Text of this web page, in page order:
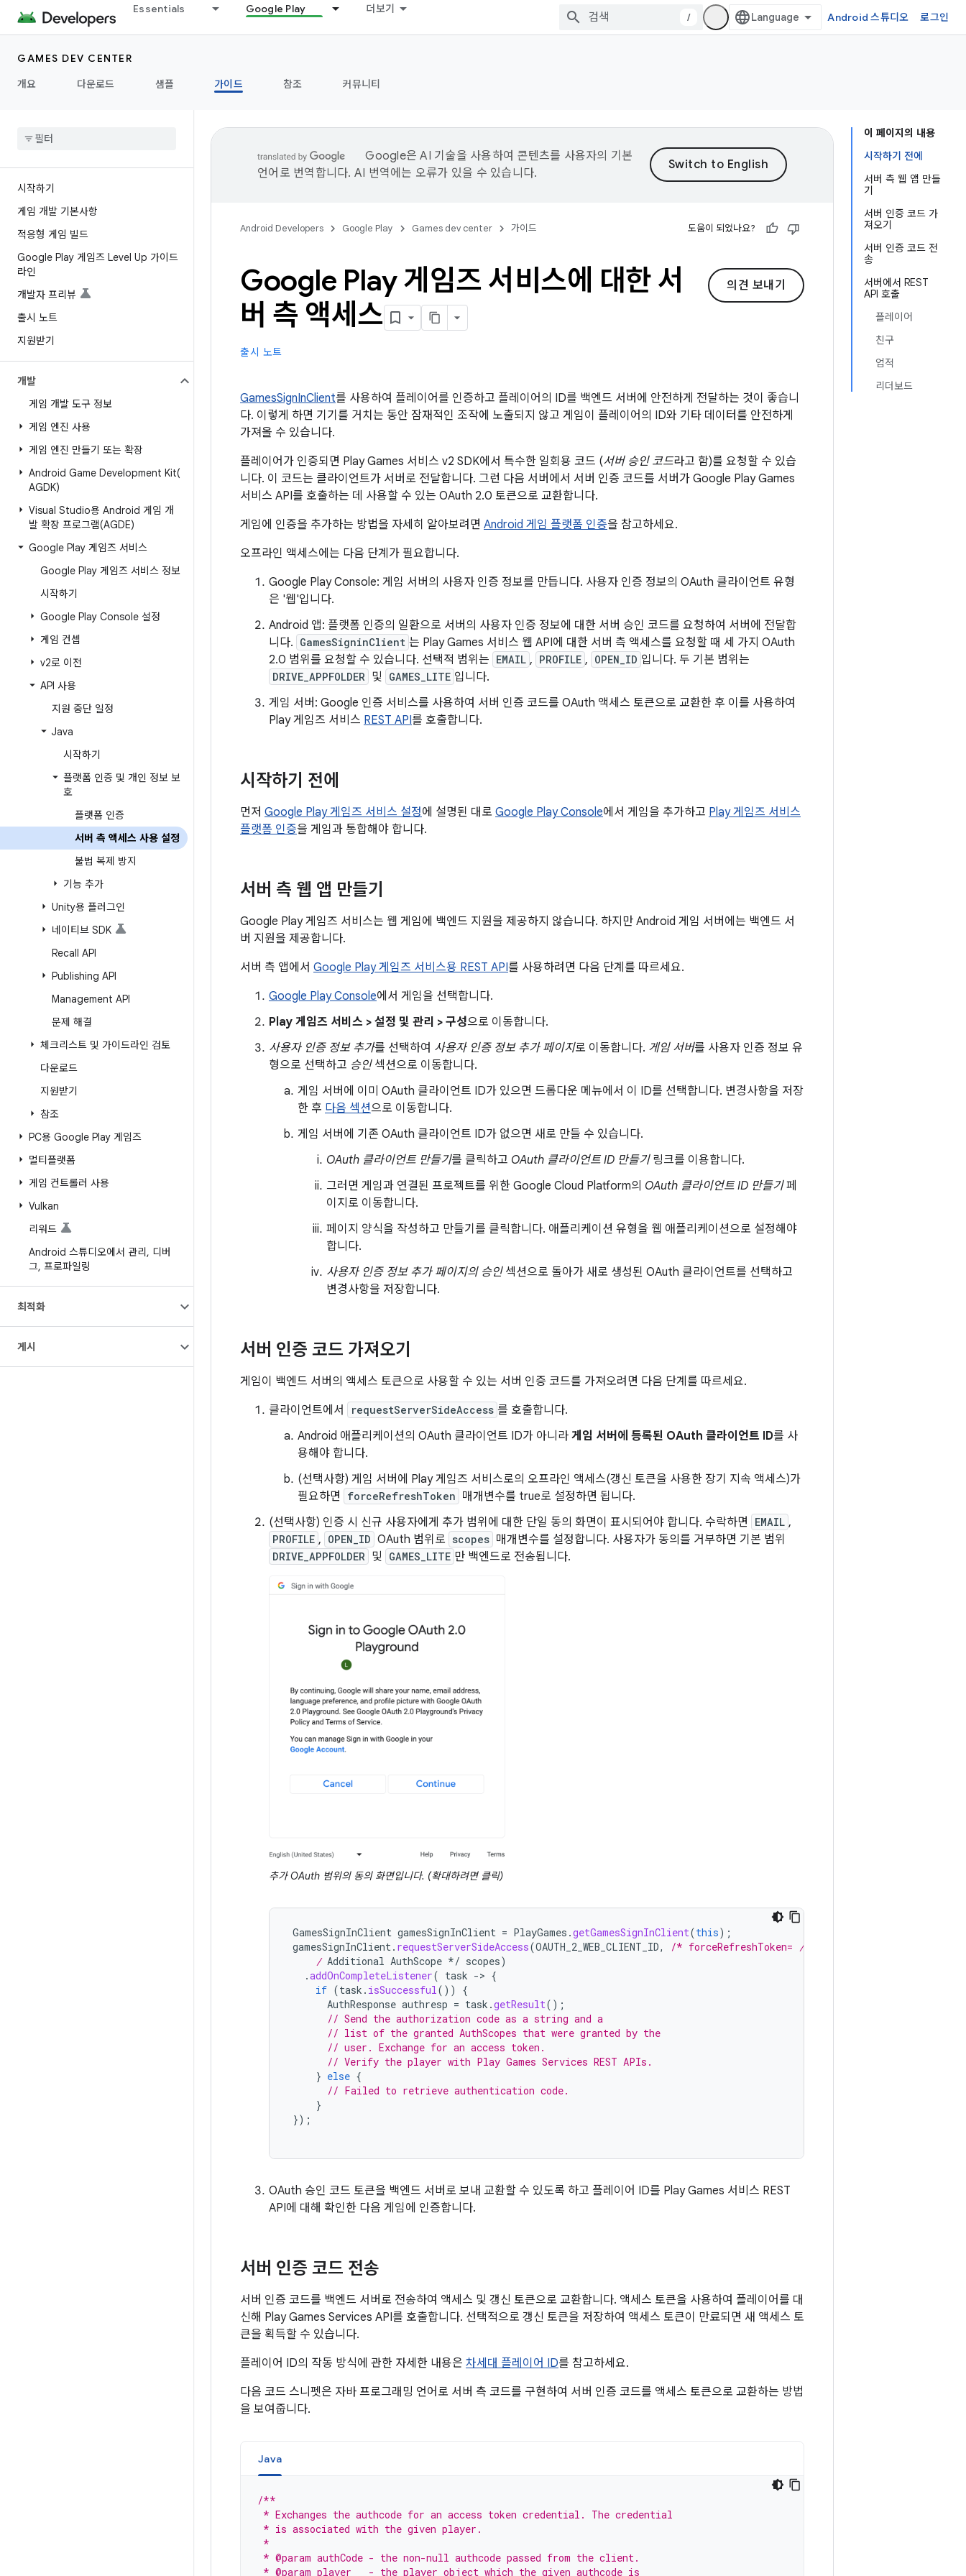
Essentials Google Play 더보기
/ Android 스튜디오 로그인
GAMES DEV CENTER
개요
다운로드 샘플 가이드 참조 커뮤니티
시작하기
게임 개발 기본사항
적응형 게임 빌드
Google Play 게임즈 Level Up 가이드
라인
개발자 프리뷰
출시 노트
지원받기
개발
게임 개발 도구 정보
게임 엔진 사용
게임 엔진 만들기 또는 확장
Android Game Development Kit(
AGDK)
Visual Studio용 Android 게임 개
발 확장 프로그램(AGDE)
Google Play 게임즈 서비스
Google Play 게임즈 서비스 정보
시작하기
Google Play Console 설정
게임 컨셉
v2로 이전
API 사용
지원 중단 일정
Java
시작하기
플랫폼 인증 및 개인 정보 보
호
플랫폼 인증
서버 측 액세스 사용 설정
불법 복제 방지
기능 추가
Unity용 플러그인
네이티브 SDK
Recall API
Publishing API
Management API
문제 해결
체크리스트 및 가이드라인 검토
다운로드
지원받기
참조
PC용 Google Play 게임즈
멀티플랫폼
게임 컨트롤러 사용
Vulkan
리워드
Android 스튜디오에서 관리, 디버
그, 프로파일링
최적화
게시
이 페이지의 내용
시작하기 전에
서버 측 웹 앱 만들
기
서버 인증 코드 가
져오기
서버 인증 코드 전
송
서버에서 REST
API 호출
플레이어
친구
업적
리더보드
Google은 AI 기술을 사용하여 콘텐츠를 사용자의 기본
언어로 번역합니다. AI 번역에는 오류가 있을 수 있습니다.
Android Developers Google Play Games dev center 가이드 도움이 되었나요?
의견 보내기
Google Play 게임즈 서비스에 대한 서
버 측 액세스
출시 노트
GamesSignInClient를 사용하여 플레이어를 인증하고 플레이어의 ID를 백엔드 서버에 안전하게 전달하는 것이 좋습니
다. 이렇게 하면 기기를 거치는 동안 잠재적인 조작에 노출되지 않고 게임이 플레이어의 ID와 기타 데이터를 안전하게
가져올 수 있습니다.
플레이어가 인증되면 Play Games 서비스 v2 SDK에서 특수한 일회용 코드 (서버 승인 코드라고 함)를 요청할 수 있습
니다. 이 코드는 클라이언트가 서버로 전달합니다. 그런 다음 서버에서 서버 인증 코드를 서버가 Google Play Games
서비스 API를 호출하는 데 사용할 수 있는 OAuth 2.0 토큰으로 교환합니다.
게임에 인증을 추가하는 방법을 자세히 알아보려면 Android 게임 플랫폼 인증을 참고하세요.
오프라인 액세스에는 다음 단계가 필요합니다.
Google Play Console: 게임 서버의 사용자 인증 정보를 만듭니다. 사용자 인증 정보의 OAuth 클라이언트 유형
은 '웹'입니다.
Android 앱: 플랫폼 인증의 일환으로 서버의 사용자 인증 정보에 대한 서버 승인 코드를 요청하여 서버에 전달합
니다. GamesSigninClient 는 Play Games 서비스 웹 API에 대한 서버 측 액세스를 요청할 때 세 가지 OAuth
2.0 범위를 요청할 수 있습니다. 선택적 범위는 EMAIL , PROFILE , OPEN_ID 입니다. 두 기본 범위는
DRIVE_APPFOLDER 및 GAMES_LITE 입니다.
게임 서버: Google 인증 서비스를 사용하여 서버 인증 코드를 OAuth 액세스 토큰으로 교환한 후 이를 사용하여
Play 게임즈 서비스 REST API를 호출합니다.
시작하기 전에
먼저 Google Play 게임즈 서비스 설정에 설명된 대로 Google Play Console에서 게임을 추가하고 Play 게임즈 서비스
플랫폼 인증을 게임과 통합해야 합니다.
서버 측 웹 앱 만들기
Google Play 게임즈 서비스는 웹 게임에 백엔드 지원을 제공하지 않습니다. 하지만 Android 게임 서버에는 백엔드 서
버 지원을 제공합니다.
서버 측 앱에서 Google Play 게임즈 서비스용 REST API를 사용하려면 다음 단계를 따르세요.
Google Play Console에서 게임을 선택합니다.
Play 게임즈 서비스 > 설정 및 관리 > 구성으로 이동합니다.
사용자 인증 정보 추가를 선택하여 사용자 인증 정보 추가 페이지로 이동합니다. 게임 서버를 사용자 인증 정보 유
형으로 선택하고 승인섹션으로 이동합니다.
게임 서버에 이미 OAuth 클라이언트 ID가 있으면 드롭다운 메뉴에서 이 ID를 선택합니다. 변경사항을 저장
한 후 다음 섹션으로 이동합니다.
게임 서버에 기존 OAuth 클라이언트 ID가 없으면 새로 만들 수 있습니다.
OAuth 클라이언트 만들기를 클릭하고 OAuth 클라이언트 ID 만들기링크를 이용합니다.
그러면 게임과 연결된 프로젝트를 위한 Google Cloud Platform의 OAuth 클라이언트 ID 만들기페
이지로 이동합니다.
페이지 양식을 작성하고 만들기를 클릭합니다. 애플리케이션 유형을 웹 애플리케이션으로 설정해야
합니다.
사용자 인증 정보 추가 페이지의 승인섹션으로 돌아가 새로 생성된 OAuth 클라이언트를 선택하고
변경사항을 저장합니다.
서버 인증 코드 가져오기
게임이 백엔드 서버의 액세스 토큰으로 사용할 수 있는 서버 인증 코드를 가져오려면 다음 단계를 따르세요.
클라이언트에서
requestServerSideAccess 를 호출합니다.
Android 애플리케이션의 OAuth 클라이언트 ID가 아니라 게임 서버에 등록된 OAuth 클라이언트 ID를 사
용해야 합니다.
(선택사항) 게임 서버에 Play 게임즈 서비스로의 오프라인 액세스(갱신 토큰을 사용한 장기 지속 액세스)가
필요하면
forceRefreshToken 매개변수를 true로 설정하면 됩니다.
(선택사항) 인증 시 신규 사용자에게 추가 범위에 대한 단일 동의 화면이 표시되어야 합니다. 수락하면
EMAIL ,
PROFILE , OPEN_ID OAuth 범위로 scopes 매개변수를 설정합니다. 사용자가 동의를 거부하면 기본 범위
DRIVE_APPFOLDER 및 GAMES_LITE 만 백엔드로 전송됩니다.
추가 OAuth 범위의 동의 화면입니다. (확대하려면 클릭)
GamesSignInClient gamesSignInClient = PlayGames .getGamesSignInClient(this);
gamesSignInClient. requestServerSideAccess(OAUTH_2_WEB_CLIENT_ID, /* forceRefreshToken= / false,
     /
Additional AuthScope */ scopes)
.addOnCompleteListener( task -> {
if (task . isSuccessful())
{
AuthResponse authresp = task .getResult();
// Send the authorization code as a string and a
// list of the granted AuthScopes that were granted by the
// user. Exchange for an access token.
// Verify the player with Play Games Services REST APIs.
} else {
// Failed to retrieve authentication code.
}
});
OAuth 승인 코드 토큰을 백엔드 서버로 보내 교환할 수 있도록 하고 플레이어 ID를 Play Games 서비스 REST
API에 대해 확인한 다음 게임에 인증합니다.
서버 인증 코드 전송
서버 인증 코드를 백엔드 서버로 전송하여 액세스 및 갱신 토큰으로 교환합니다. 액세스 토큰을 사용하여 플레이어를 대
신해 Play Games Services API를 호출합니다. 선택적으로 갱신 토큰을 저장하여 액세스 토큰이 만료되면 새 액세스 토
큰을 획득할 수 있습니다.
플레이어 ID의 작동 방식에 관한 자세한 내용은 차세대 플레이어 ID를 참고하세요.
다음 코드 스니펫은 자바 프로그래밍 언어로 서버 측 코드를 구현하여 서버 인증 코드를 액세스 토큰으로 교환하는 방법
을 보여줍니다.
Java
/**
* Exchanges the authcode for an access token credential. The credential
* is associated with the given player.
*
* @param authCode - the non-null authcode passed from the client.
* @param player   - the player object which the given authcode is